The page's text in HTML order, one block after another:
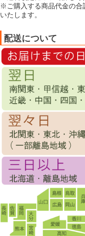
※ご購入する商品代金の合
いたします。
配送について